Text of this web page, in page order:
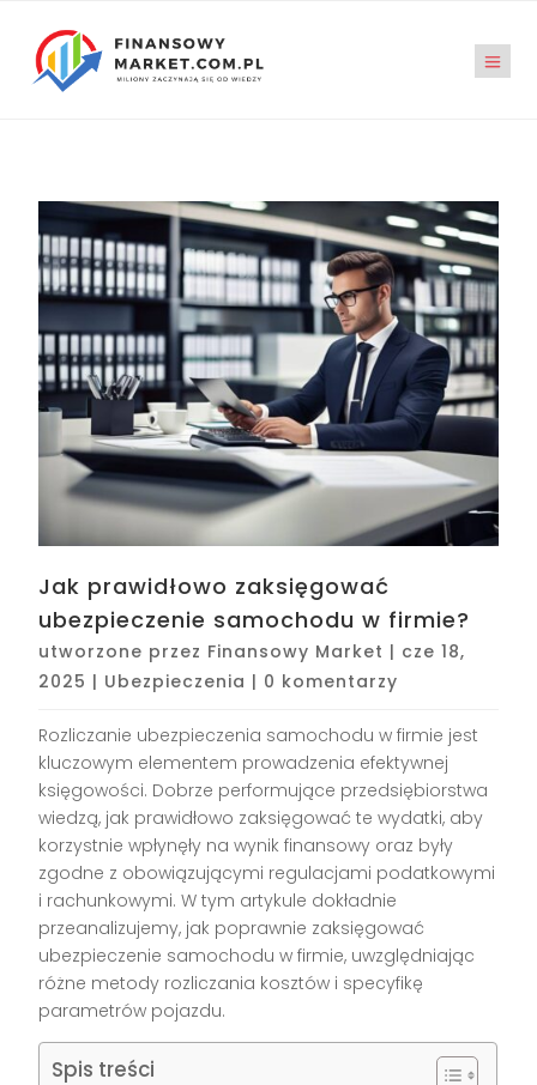
Jak prawidłowo zaksięgować
ubezpieczenie samochodu w firmie?
utworzone przez Finansowy Market | cze 18,
2025 | Ubezpieczenia | 0 komentarzy
Rozliczanie ubezpieczenia samochodu w firmie jest
kluczowym elementem prowadzenia efektywnej
księgowości. Dobrze performujące przedsiębiorstwa
wiedzą, jak prawidłowo zaksięgować te wydatki, aby
korzystnie wpłynęły na wynik finansowy oraz były
zgodne z obowiązującymi regulacjami podatkowymi
i rachunkowymi. W tym artykule dokładnie
przeanalizujemy, jak poprawnie zaksięgować
ubezpieczenie samochodu w firmie, uwzględniając
różne metody rozliczania kosztów i specyfikę
parametrów pojazdu.
Spis treści